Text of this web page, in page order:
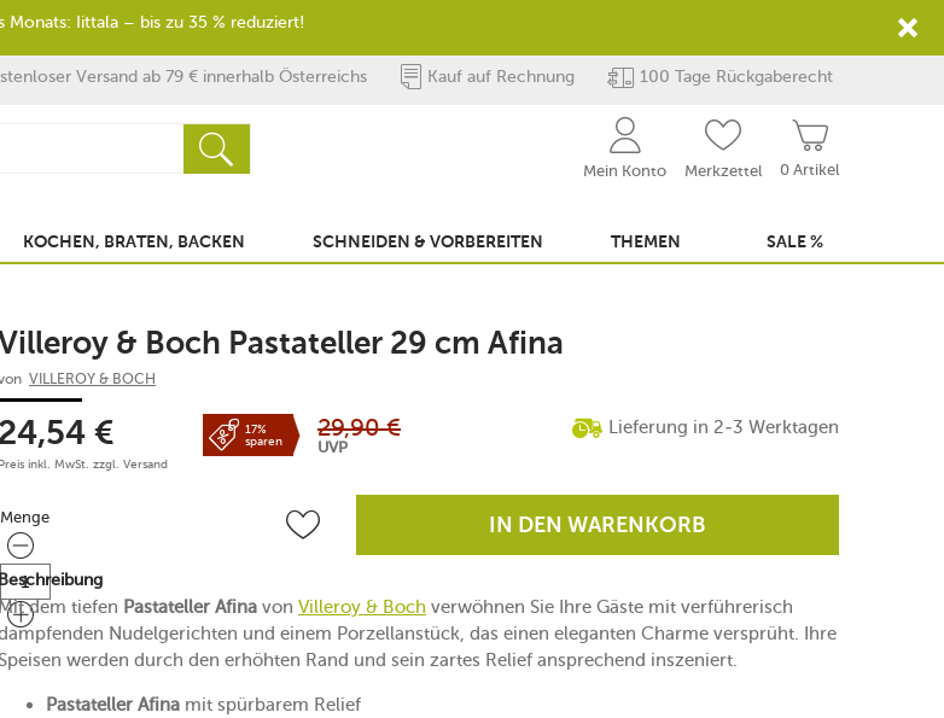
Versand ab 79 € innerhalb Österreichs Kauf auf Rechnung 100 Tage Rückgaberecht
0 Artikel
Mein Konto Merkzettel
KOCHEN, BRATEN, BACKEN SCHNEIDEN & VORBEREITEN THEMEN SALE %
& Boch Pastateller 29 cm Afina
VILLEROY & BOCH
24,54 €
Preis inkl. MwSt. zzgl. Versand
17%
sparen
29,90 €
UVP
Lieferung in 2-3 Werktagen
Menge
Menge IN DEN WARENKORB
Beschreibung
Mit dem tiefen Pastateller Afina von Villeroy & Boch verwöhnen Sie Ihre Gäste mit verführerisch
Nudelgerichten und einem Porzellanstück, das einen eleganten Charme versprüht. Ihre
Speisen werden durch den erhöhten Rand und sein zartes Relief ansprechend inszeniert.
Pastateller Afina mit spürbarem Relief
Monats: Iittala – bis zu 35 % reduziert!